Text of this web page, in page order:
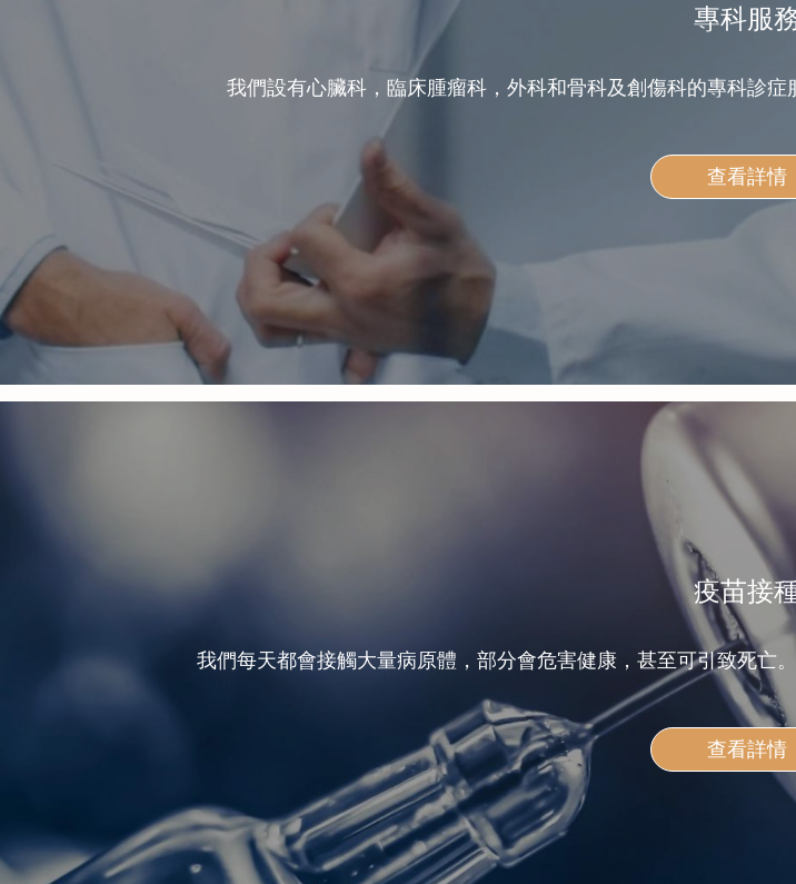
專科服
我們設有心臟科，臨床腫瘤科，外科和骨科及創傷科的專科診
查看詳情
疫苗接
我們每天都會接觸大量病原體，部分會危害健康，甚至可引致死亡
查看詳情